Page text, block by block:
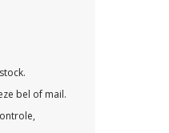
bel of mail.